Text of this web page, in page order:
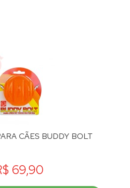
CÃES BUDDY BOLT
69,90